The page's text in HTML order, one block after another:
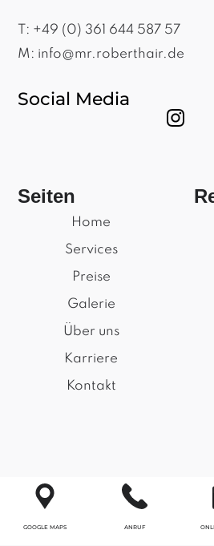
T: +49 (0) 361 644 587 57
M: info@mr.roberthair.de
Social Media
Seiten
Home
Services
Preise
Galerie
Über uns
Karriere
Kontakt
GOOGLE MAPS ANRUF